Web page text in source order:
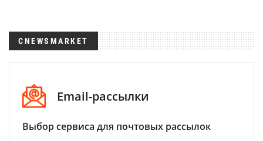
CNEWSMARKET
Email-рассылки
Выбор сервиса для почтовых рассылок